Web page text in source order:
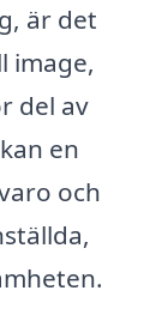
är det
image,
del av
en
och